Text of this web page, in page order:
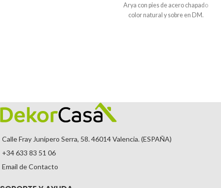
Arya con pies de acero chapado
color natural y sobre en DM.
Calle Fray Junípero Serra, 58. 46014 Valencia. (ESPAÑA)
+34 633 83 51 06
Email de Contacto